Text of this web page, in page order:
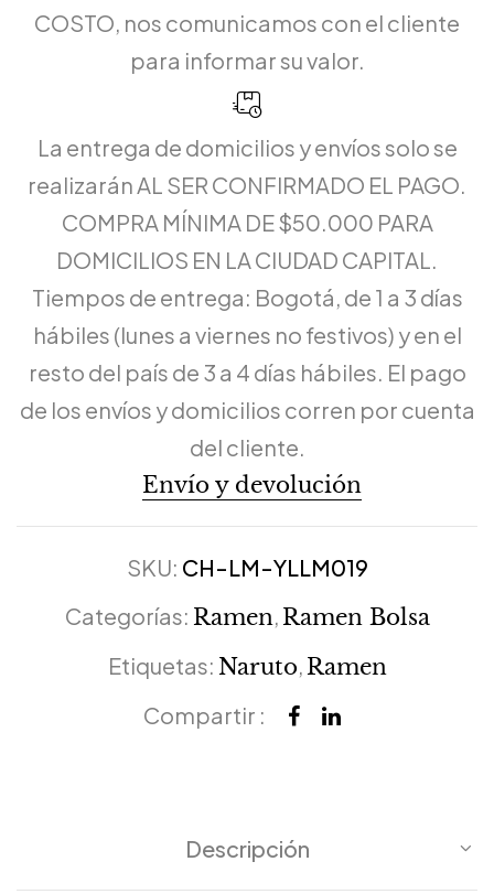
COSTO, nos comunicamos con el cliente
para informar su valor.
La entrega de domicilios y envíos solo se
realizarán AL SER CONFIRMADO EL PAGO.
COMPRA MÍNIMA DE $50.000 PARA
DOMICILIOS EN LA CIUDAD CAPITAL.
Tiempos de entrega: Bogotá, de 1 a 3 días
hábiles (lunes a viernes no festivos) y en el
resto del país de 3 a 4 días hábiles. El pago
de los envíos y domicilios corren por cuenta
del cliente.
Envío y devolución
SKU: CH-LM-YLLM019
Categorías: Ramen Ramen Bolsa
Etiquetas: Naruto, Ramen
Compartir :
Descripción